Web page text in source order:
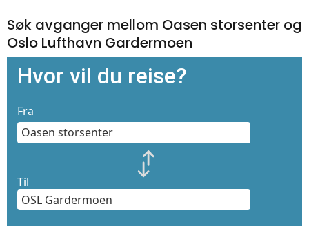
Søk avganger mellom Oasen storsenter og
Oslo Lufthavn Gardermoen
Hvor vil du reise?
Fra
Til